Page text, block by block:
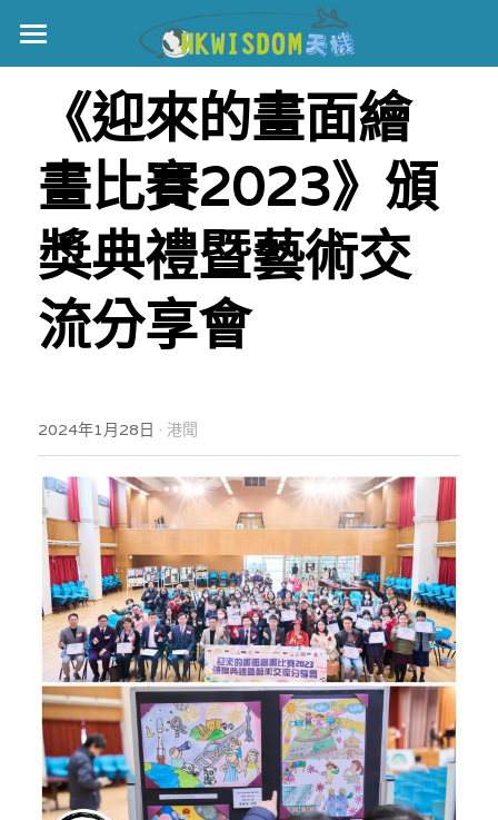
主頁
世界盃
伊美戰爭
黎智英案
正本清源•黎智英案
美西媒體謊言實錄
宏福火災
宏福‧革新
宏福火災正視聽
記錄．宏福苑火災
港聞
國際
娛樂
反華推手你要知
反華推手懶人包
民主派騙案十式
反華推手起底
美西霸凌內幕
美西極權主義
KOL 專欄
林淑芳專欄
屈穎妍專欄
朱庭萱專欄
莫綺琪專欄
絕密法庭檔案
醫院口岸爆炸案
屠龍小隊案
黎智英案審訊
生活
吃喝玩指南
休閒好介紹
關於我們
人才招聘
搜索
《迎來的畫面繪
畫比賽2023》 頒
獎典禮暨藝術交
流分享會
2024年1月28日 · 港聞